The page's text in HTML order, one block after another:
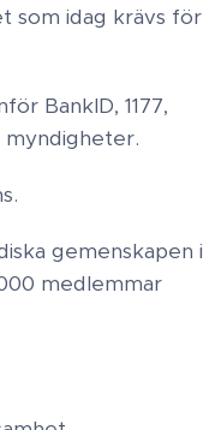
som idag krävs för
BankID, 1177,
myndigheter.
gemenskapen i
medlemmar